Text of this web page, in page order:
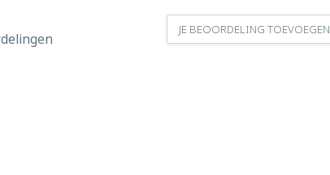
JE BEOORDELING TOEVOEGEN